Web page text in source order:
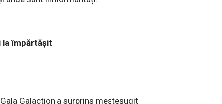
la împărtășit
Galaction a surprins meșteșugit